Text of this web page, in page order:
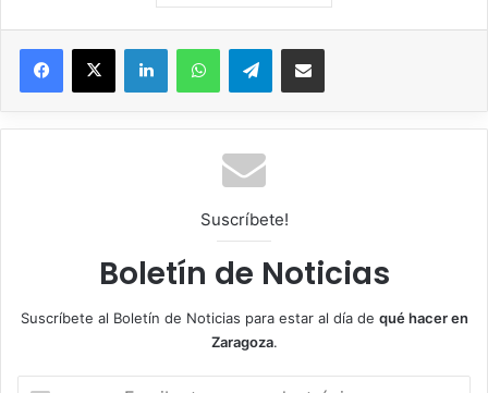
Telegram
Suscríbete!
Boletín de Noticias
Suscríbete al Boletín de Noticias para estar al día de qué hacer en
Zaragoza.